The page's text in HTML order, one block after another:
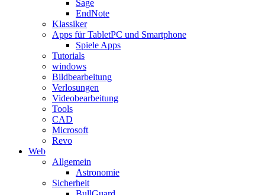
Sage
EndNote
Klassiker
Apps für TabletPC und Smartphone
Spiele Apps
Tutorials
windows
Bildbearbeitung
Verlosungen
Videobearbeitung
Tools
CAD
Microsoft
Revo
Web
Allgemein
Astronomie
Sicherheit